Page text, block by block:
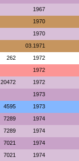
1967
1970
1970
03.1971
262 1972
1972
20472 1972
1973
4595 1973
7289 1974
7289 1974
7021 1974
7021 1974